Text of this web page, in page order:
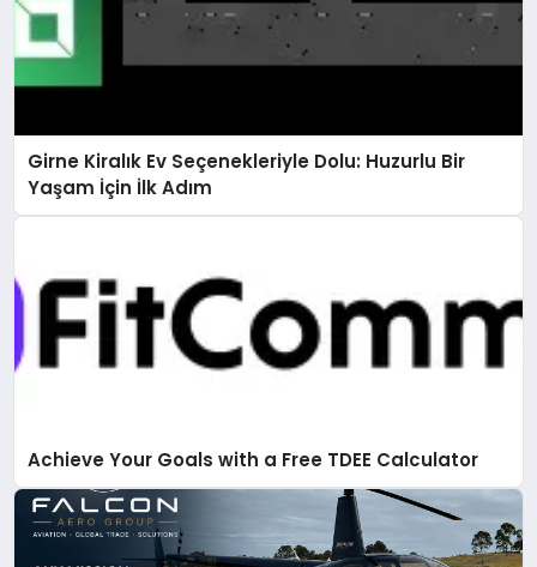
Girne Kiralık Ev Seçenekleriyle Dolu: Huzurlu Bir
Yaşam İçin İlk Adım
Achieve Your Goals with a Free TDEE Calculator